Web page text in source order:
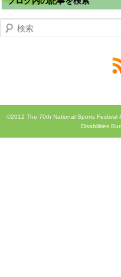
検索
©2012 The 70th National Sports Festival
Disabilities